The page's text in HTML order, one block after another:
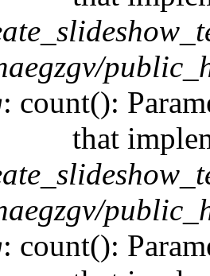
: count():
that
: count():